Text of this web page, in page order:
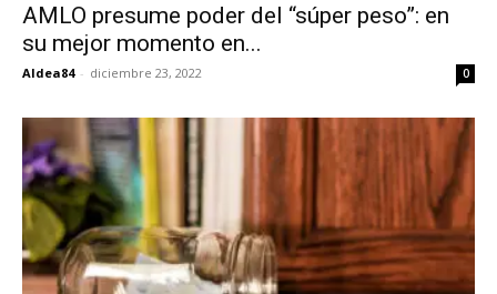
AMLO presume poder del “súper peso”: en
su mejor momento en...
Aldea84 - diciembre 23, 2022 0